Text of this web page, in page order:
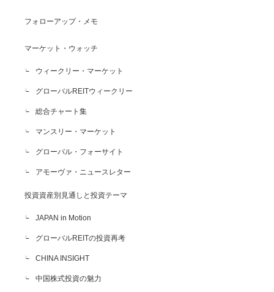
フォローアップ・メモ
マーケット・ウォッチ
ウィークリー・マーケット
グローバルREITウィークリー
総合チャート集
マンスリー・マーケット
グローバル・フォーサイト
アモーヴァ・ニュースレター
投資資産別見通しと投資テーマ
JAPAN in Motion
グローバルREITの投資再考
CHINA INSIGHT
中国株式投資の魅力